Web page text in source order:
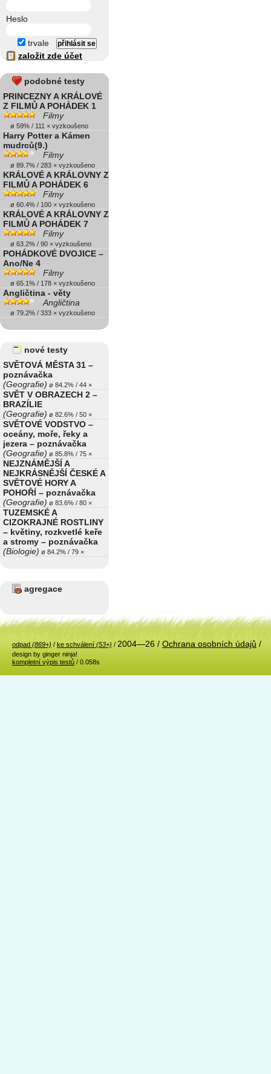
Heslo
trvale
založit zde účet
podobné testy
PRINCEZNY A KRÁLOVÉ
Z FILMŮ A POHÁDEK 1
Filmy
ø 59% / 111 × vyzkoušeno
Harry Potter a Kámen
mudrců(9.)
Filmy
ø 89.7% / 283 × vyzkoušeno
KRÁLOVÉ A KRÁLOVNY Z
FILMŮ A POHÁDEK 6
Filmy
ø 60.4% / 100 × vyzkoušeno
KRÁLOVÉ A KRÁLOVNY Z
FILMŮ A POHÁDEK 7
Filmy
ø 63.2% / 90 × vyzkoušeno
POHÁDKOVÉ DVOJICE –
Ano/Ne 4
Filmy
ø 65.1% / 178 × vyzkoušeno
Angličtina - věty
Angličtina
ø 79.2% / 333 × vyzkoušeno
nové testy
SVĚTOVÁ MĚSTA 31 –
poznávačka
(Geografie) ø 84.2% / 44 ×
SVĚT V OBRAZECH 2 –
BRAZÍLIE
(Geografie) ø 82.6% / 50 ×
SVĚTOVÉ VODSTVO –
oceány, moře, řeky a
jezera – poznávačka
(Geografie) ø 85.8% / 75 ×
NEJZNÁMĚJŠÍ A
NEJKRÁSNĚJŠÍ ČESKÉ A
SVĚTOVÉ HORY A
POHOŘÍ – poznávačka
(Geografie) ø 83.6% / 80 ×
TUZEMSKÉ A
CIZOKRAJNÉ ROSTLINY
– květiny, rozkvetlé keře
a stromy – poznávačka
(Biologie) ø 84.2% / 79 ×
agregace
odpad (869+) / ke schválení (53+) / 2004—26 / Ochrana osobních údajů /
design by ginger ninja!
kompletní výpis testů / 0.058s